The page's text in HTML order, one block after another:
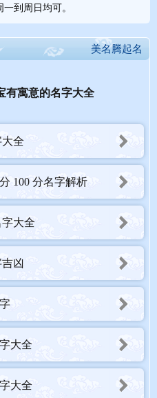
芳”“玲”“梦” 等，发音优美且富
同的字相邻，以免造成发音拗
质
到周日均可。
美名腾起名
有寓意的名字大全
全
100 分名字解析
字大全
凶
大全
大全